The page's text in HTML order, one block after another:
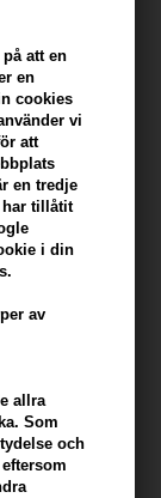
att en
en
​​cookies
vi
att
en tredje
har tillåtit
i din
av
allra
Som
och
- Visa mitt
smuts och
tar bort smuts
effekt